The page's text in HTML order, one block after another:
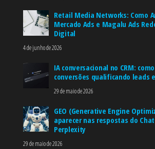
Retail Media Networks: Como
Mercado Ads e Magalu Ads
Digital
4 de junho de 2026
IA conversacional no CRM:
conversões qualificando leads
29 de maio de 2026
GEO (Generative Engine
aparecer nas respostas do
Perplexity
29 de maio de 2026